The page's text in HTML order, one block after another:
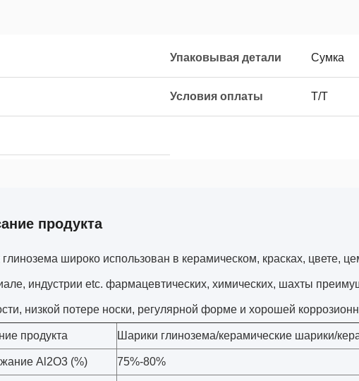
Упаковывая детали Сумка
Условия оплаты T/T
продукта
широко использован в керамическом, красках, цвете,
индустрии etc. фармацевтических, химических, шахты
низкой потере носки, регулярной форме и хорошей
продукта Шарики глинозема/керамические шарики/
Al2O3 (%) 75%-80%